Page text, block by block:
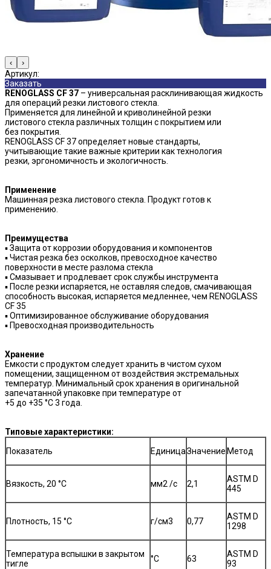
‹ ›
Артикул:
Заказать
RENOGLASS CF 37 – универсальная расклинивающая жидкость
для операций резки листового стекла.
Применяется для линейной и криволинейной резки
листового стекла различных толщин с покрытием или
без покрытия.
RENOGLASS CF 37 определяет новые стандарты,
учитывающие такие важные критерии как технология
резки, эргономичность и экологичность.
Применение
Машинная резка листового стекла. Продукт готов к
применению.
Преимущества
▪ Защита от коррозии оборудования и компонентов
▪ Чистая резка без осколков, превосходное качество
поверхности в месте разлома стекла
▪ Смазывает и продлевает срок службы инструмента
▪ После резки испаряется, не оставляя следов, смачивающая
способность высокая, испаряется медленнее, чем RENOGLASS
CF 35
▪ Оптимизированное обслуживание оборудования
▪ Превосходная производительность
Хранение
Емкости с продуктом следует хранить в чистом сухом
помещении, защищенном от воздействия экстремальных
температур. Минимальный срок хранения в оригинальной
запечатанной упаковке при температуре от
+5 до +35 °С 3 года.
Типовые характеристики:
Показатель
ЕдиницаЗначениеМетод
Вязкость, 20 °C мм2 /с 2,1
ASTM D
445
Плотность, 15 °C г/см3 0,77
ASTM D
1298
Температура вспышки в закрытом
тигле
°C 63
ASTM D
93